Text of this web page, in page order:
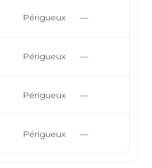
Périgueux —
Périgueux —
Périgueux —
Périgueux —